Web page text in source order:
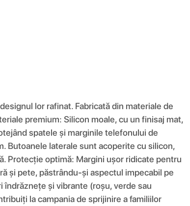
lor rafinat. Fabricată din materiale de
premium: Silicon moale, cu un finisaj mat,
spatele și marginile telefonului de
Butoanele laterale sunt acoperite cu silicon,
Protecție optimă: Margini ușor ridicate pentru
și pete, păstrându-și aspectul impecabil pe
și vibrante (roșu, verde sau
la campania de sprijinire a familiilor